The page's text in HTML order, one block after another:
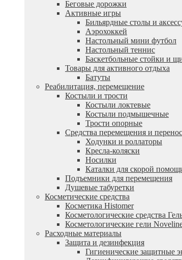
Беговые дорожки
Активные игры
Бильярдные столы и
Аэрохоккей
Настольный мини футбол
Настольный теннис
Баскетбольные стойки и
Товары для активного отдыха
Батуты
Реабилитация, перемещение
Костыли и трости
Костыли локтевые
Костыли подмышечные
Трости опорные
Средства перемещения и
Ходунки и роллаторы
Кресла-коляски
Носилки
Каталки для скорой
Подъемники для перемещения
Душевые табуретки
Косметические средства
Косметика Histomer
Косметологические средства
Косметологические гели
Расходные материалы
Защита и дезинфекция
Гигиенические защитные